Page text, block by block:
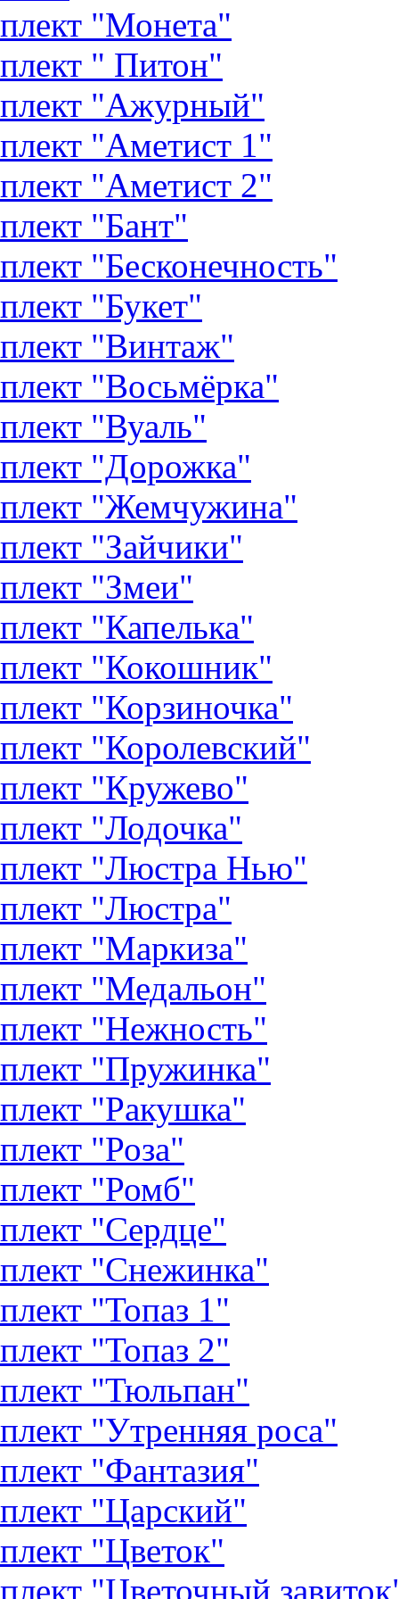
"Монета"
" Питон"
"Ажурный"
"Аметист 1"
"Аметист 2"
"Бант"
"Бесконечность"
"Букет"
"Винтаж"
"Восьмёрка"
"Вуаль"
"Дорожка"
"Жемчужина"
"Зайчики"
"Змеи"
"Капелька"
"Кокошник"
"Корзиночка"
"Королевский"
"Кружево"
"Лодочка"
"Люстра Нью"
"Люстра"
"Маркиза"
"Медальон"
"Нежность"
"Пружинка"
"Ракушка"
"Роза"
"Ромб"
"Сердце"
"Снежинка"
"Топаз 1"
"Топаз 2"
"Тюльпан"
"Утренняя роса"
"Фантазия"
"Царский"
"Цветок"
"Цветочный